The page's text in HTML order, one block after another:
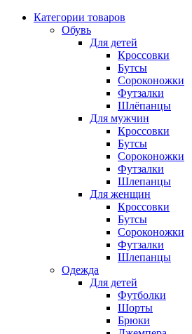
Категории товаров
Обувь
Для детей
Кроссовки
Бутсы
Сороконожки
Футзалки
Шлёпанцы
Для мужчин
Кроссовки
Бутсы
Сороконожки
Футзалки
Шлепанцы
Для женщин
Кроссовки
Бутсы
Сороконожки
Футзалки
Шлепанцы
Одежда
Для детей
Футболки
Шорты
Брюки